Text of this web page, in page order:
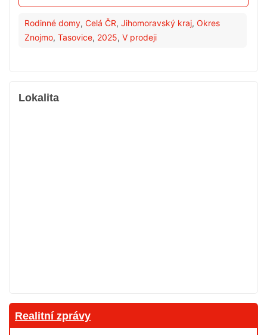
Rodinné domy, Celá ČR, Jihomoravský kraj, Okres
Znojmo, Tasovice, 2025, V prodeji
Lokalita
Realitní zprávy